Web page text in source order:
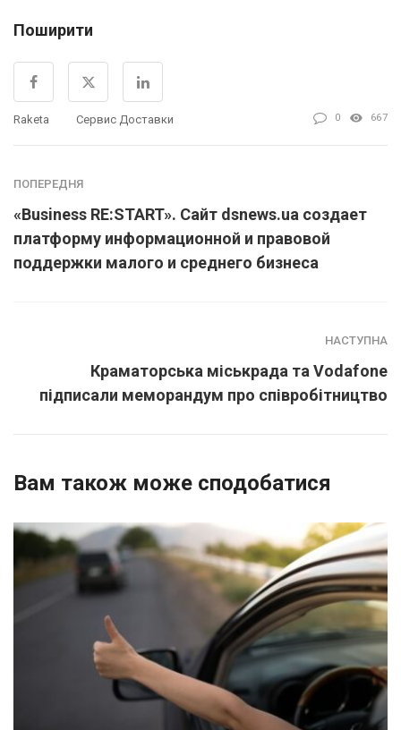
Поширити
Raketa Сервис Доставки 0 667
ПОПЕРЕДНЯ
«Business RE:START». Сайт dsnews.ua создает
платформу информационной и правовой
поддержки малого и среднего бизнеса
НАСТУПНА
Краматорська міськрада та Vodafone
підписали меморандум про співробітництво
Вам також може сподобатися